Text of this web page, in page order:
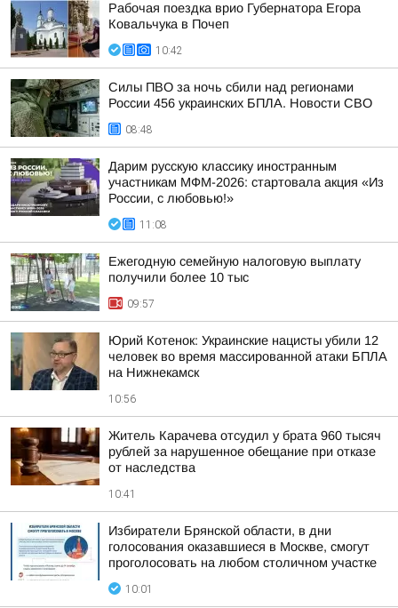
Рабочая поездка врио Губернатора Егора
Ковальчука в Почеп
10:42
Силы ПВО за ночь сбили над регионами
России 456 украинских БПЛА. Новости СВО
08:48
Дарим русскую классику иностранным
участникам МФМ-2026: стартовала акция «Из
России, с любовью!»
11:08
Ежегодную семейную налоговую выплату
получили более 10 тыс
09:57
Юрий Котенок: Украинские нацисты убили 12
человек во время массированной атаки БПЛА
на Нижнекамск
10:56
Житель Карачева отсудил у брата 960 тысяч
рублей за нарушенное обещание при отказе
от наследства
10:41
Избиратели Брянской области, в дни
голосования оказавшиеся в Москве, смогут
проголосовать на любом столичном участке
10:01